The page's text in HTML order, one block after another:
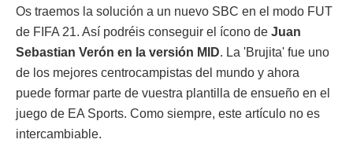
Os traemos la solución a un nuevo SBC en el modo FUT
de FIFA 21. Así podréis conseguir el ícono de Juan
Sebastian Verón en la versión MID. La 'Brujita' fue uno
de los mejores centrocampistas del mundo y ahora
puede formar parte de vuestra plantilla de ensueño en el
juego de EA Sports. Como siempre, este artículo no es
intercambiable.